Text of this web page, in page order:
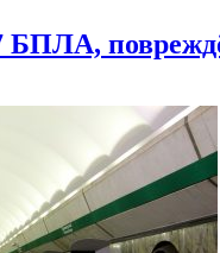
БПЛА,